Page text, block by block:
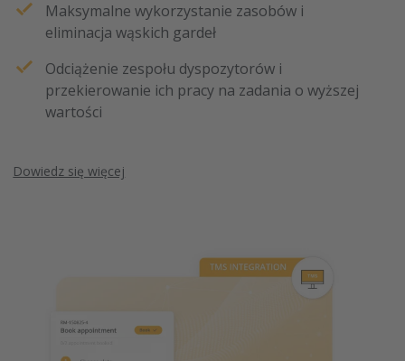
Maksymalne wykorzystanie zasobów i
eliminacja wąskich gardeł
Odciążenie zespołu dyspozytorów i
przekierowanie ich pracy na zadania o wyższej
wartości
Dowiedz się więcej